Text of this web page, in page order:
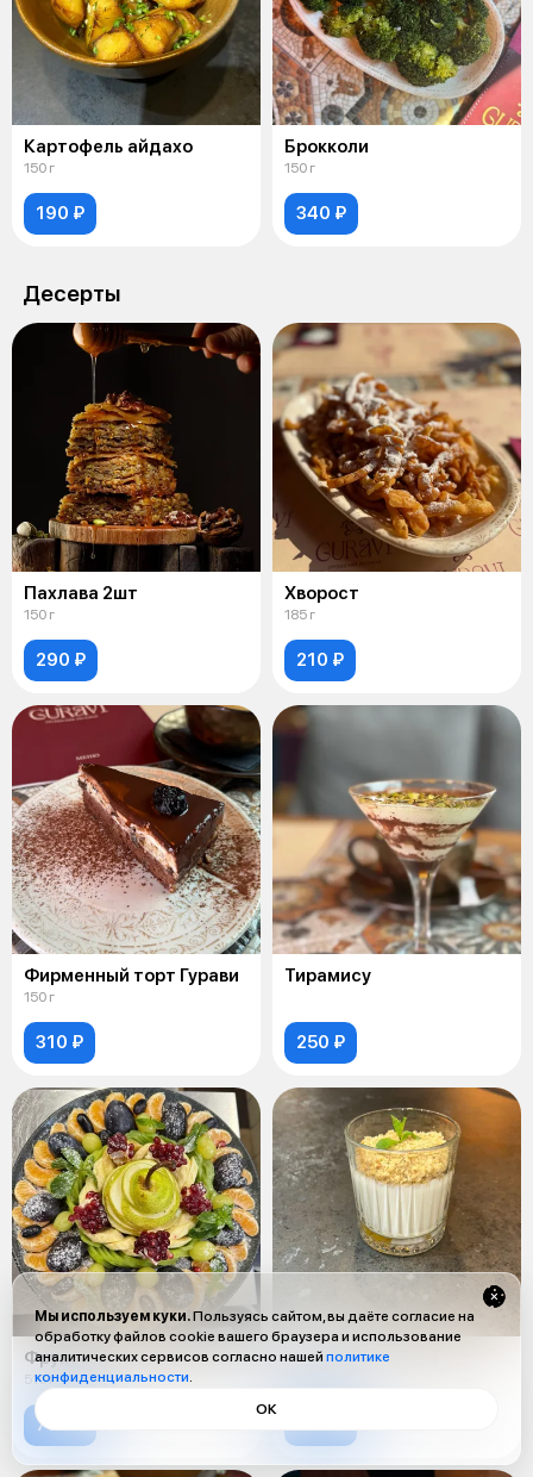
Картофель айдахо
150 г
190 ₽
Брокколи
150 г
340 ₽
Десерты
Пахлава 2шт
150 г
290 ₽
Хворост
185 г
210 ₽
Фирменный торт Гурави
150 г
310 ₽
Тирамису
250 ₽
Фруктовая тарелка
510 г
750 ₽
Мацони с орехом
Мы используем куки.Пользуясь сайтом, вы даёте согласие на
обработку файлов cookie вашего браузера и использование
аналитических сервисов согласно нашей политике
конфиденциальности.
ОК